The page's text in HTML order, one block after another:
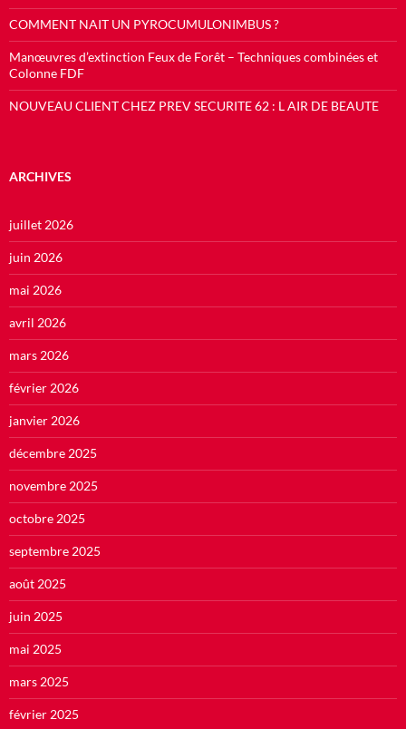
COMMENT NAIT UN PYROCUMULONIMBUS ?
Manœuvres d’extinction Feux de Forêt – Techniques combinées et
Colonne FDF
NOUVEAU CLIENT CHEZ PREV SECURITE 62 : L AIR DE BEAUTE
ARCHIVES
juillet 2026
juin 2026
mai 2026
avril 2026
mars 2026
février 2026
janvier 2026
décembre 2025
novembre 2025
octobre 2025
septembre 2025
août 2025
juin 2025
mai 2025
mars 2025
février 2025